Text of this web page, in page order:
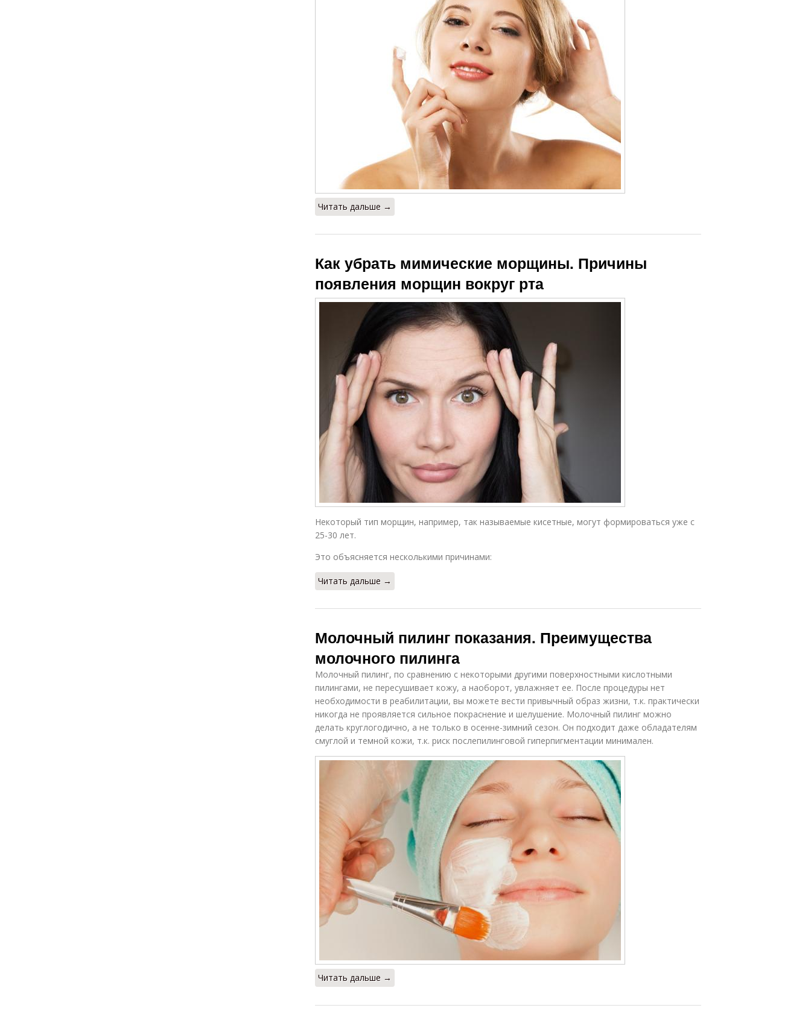
Читать дальше →
Как убрать мимические морщины. Причины
появления морщин вокруг рта
Некоторый тип морщин, например, так называемые кисетные, могут формироваться уже с
25-30 лет.
Это объясняется несколькими причинами:
Читать дальше →
Молочный пилинг показания. Преимущества
молочного пилинга
Молочный пилинг, по сравнению с некоторыми другими поверхностными кислотными
пилингами, не пересушивает кожу, а наоборот, увлажняет ее. После процедуры нет
необходимости в реабилитации, вы можете вести привычный образ жизни, т.к. практически
никогда не проявляется сильное покраснение и шелушение. Молочный пилинг можно
делать круглогодично, а не только в осенне-зимний сезон. Он подходит даже обладателям
смуглой и темной кожи, т.к. риск послепилинговой гиперпигментации минимален.
Читать дальше →